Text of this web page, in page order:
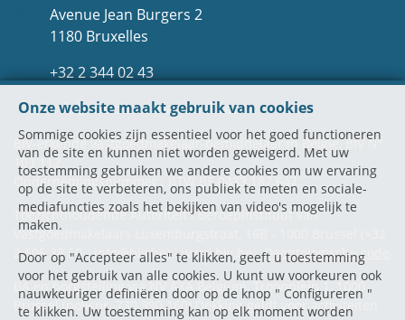
Onze website maakt gebruik van cookies
Sommige cookies zijn essentieel voor het goed functioneren
van de site en kunnen niet worden geweigerd. Met uw
toestemming gebruiken we andere cookies om uw ervaring
op de site te verbeteren, ons publiek te meten en sociale-
mediafuncties zoals het bekijken van video's mogelijk te
maken.
Door op "Accepteer alles" te klikken, geeft u toestemming
voor het gebruik van alle cookies. U kunt uw voorkeuren ook
nauwkeuriger definiëren door op de knop " Configureren "
te klikken. Uw toestemming kan op elk moment worden
Avenue Jean Burgers 2
1180 Bruxelles
+32 2 344 02 43
info@mexxinternational.com
BIV-erkende vastgoedmakelaar-bemiddelaar in België, BIV N°
103 112
Ondernemingsnummer : BTW BE.0433.187.647
Toezichthoudende Autoriteit : Beroepinstituut van
Vastgoedmakelaars Luxemburgstraat, 16B - 1000 Brussel (+32
2 505 38 50 - info@biv.be) -www.biv.be-Deontologische code
BA en borgstelling via NV AXA Belgium, Troonplein 1, 1000
Brussel (polisnr. 730.390.160) Dekking geldt voor activiteiten